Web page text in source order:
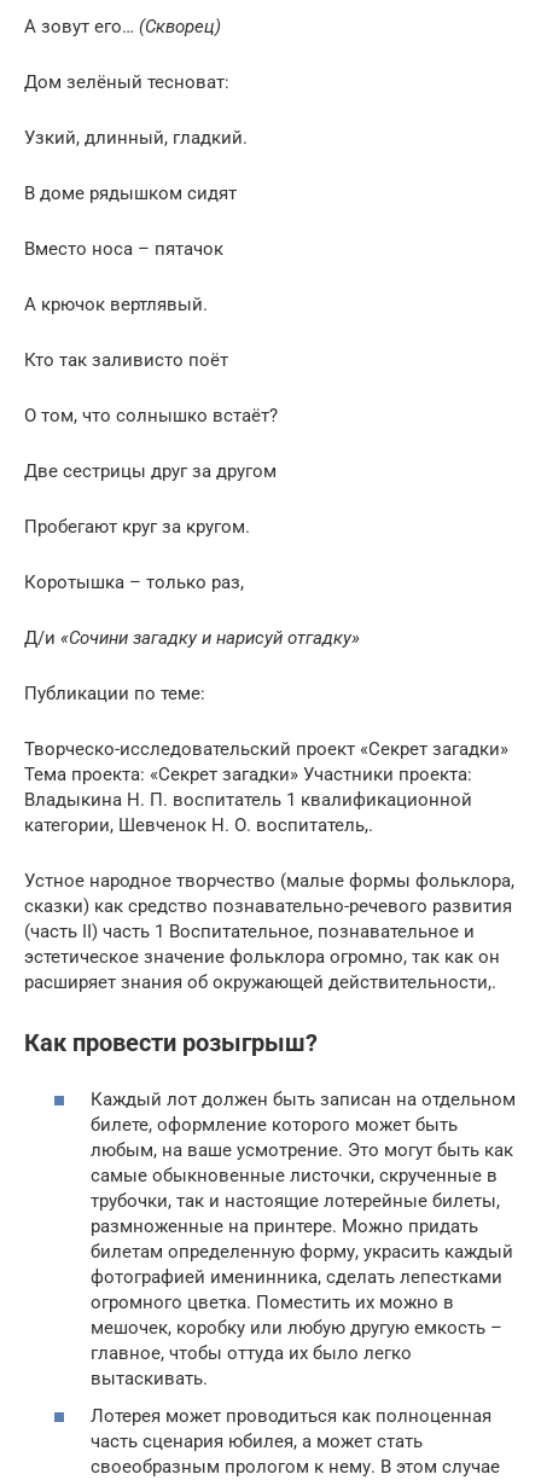
А зовут его… (Скворец)
Дом зелёный тесноват:
Узкий, длинный, гладкий.
В доме рядышком сидят
Вместо носа – пятачок
А крючок вертлявый.
Кто так заливисто поёт
О том, что солнышко встаёт?
Две сестрицы друг за другом
Пробегают круг за кругом.
Коротышка – только раз,
Д/и «Сочини загадку и нарисуй отгадку»
Публикации по теме:
Творческо-исследовательский проект «Секрет загадки»
Тема проекта: «Секрет загадки» Участники проекта:
Владыкина Н. П. воспитатель 1 квалификационной
категории, Шевченок Н. О. воспитатель,.
Устное народное творчество (малые формы фольклора,
сказки) как средство познавательно-речевого развития
(часть II) часть 1 Воспитательное, познавательное и
эстетическое значение фольклора огромно, так как он
расширяет знания об окружающей действительности,.
Как провести розыгрыш?
Каждый лот должен быть записан на отдельном
билете, оформление которого может быть
любым, на ваше усмотрение. Это могут быть как
самые обыкновенные листочки, скрученные в
трубочки, так и настоящие лотерейные билеты,
размноженные на принтере. Можно придать
билетам определенную форму, украсить каждый
фотографией именинника, сделать лепестками
огромного цветка. Поместить их можно в
мешочек, коробку или любую другую емкость –
главное, чтобы оттуда их было легко
вытаскивать.
Лотерея может проводиться как полноценная
часть сценария юбилея, а может стать
своеобразным прологом к нему. В этом случае